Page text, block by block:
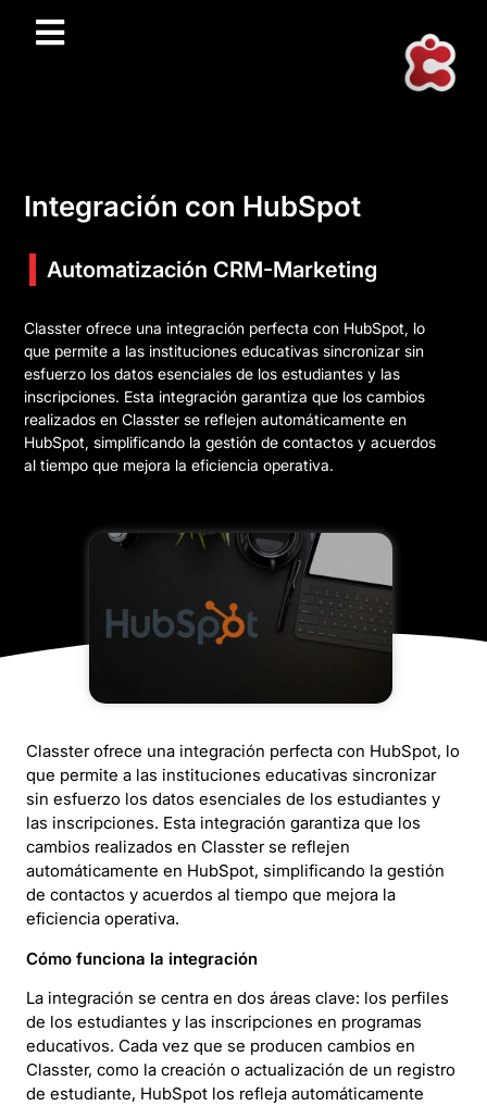
Integración con HubSpot
Automatización CRM-Marketing
Classter ofrece una integración perfecta con HubSpot, lo
que permite a las instituciones educativas sincronizar sin
esfuerzo los datos esenciales de los estudiantes y las
inscripciones. Esta integración garantiza que los cambios
realizados en Classter se reflejen automáticamente en
HubSpot, simplificando la gestión de contactos y acuerdos
al tiempo que mejora la eficiencia operativa.
Classter ofrece una integración perfecta con HubSpot, lo
que permite a las instituciones educativas sincronizar
sin esfuerzo los datos esenciales de los estudiantes y
las inscripciones. Esta integración garantiza que los
cambios realizados en Classter se reflejen
automáticamente en HubSpot, simplificando la gestión
de contactos y acuerdos al tiempo que mejora la
eficiencia operativa.
Cómo funciona la integración
La integración se centra en dos áreas clave: los perfiles
de los estudiantes y las inscripciones en programas
educativos. Cada vez que se producen cambios en
Classter, como la creación o actualización de un registro
de estudiante, HubSpot los refleja automáticamente